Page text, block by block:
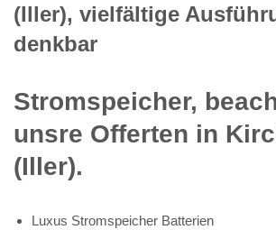
(Iller), vielfältige
denkbar
Stromspeicher,
unsre Offerten in
(Iller).
Luxus Stromspeicher Batterien